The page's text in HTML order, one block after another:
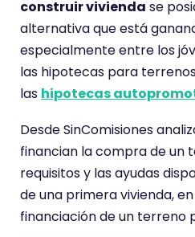
construir vivienda se
alternativa que está
especialmente entre los
las hipotecas para
las hipotecas
Desde SinComisiones
financian la compra de un
requisitos y las ayudas
de una primera vivienda,
financiación de un terreno